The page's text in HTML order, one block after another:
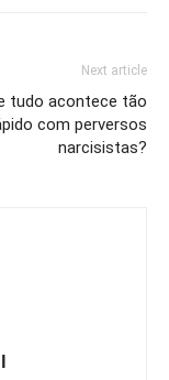
Next article
tudo acontece tão
com perversos
narcisistas?